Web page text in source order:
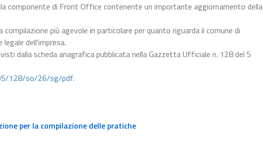
componente di Front Office contenente un importante aggiornamento della
più agevole in particolare per quanto riguarda il comune di
legale dell'impresa.
dalla scheda anagrafica pubblicata nella Gazzetta Ufficiale n. 128 del 5
128/so/26/sg/pdf.
per la compilazione delle pratiche